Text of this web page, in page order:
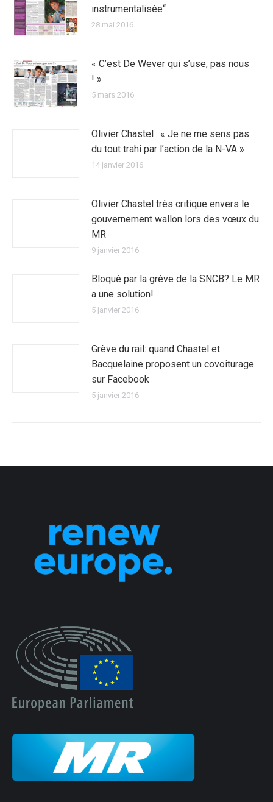
instrumentalisée“
28 mai 2016
« C’est De Wever qui s’use, pas nous
! »
5 mars 2016
Olivier Chastel : « Je ne me sens pas
du tout trahi par l’action de la N-VA »
14 janvier 2016
Olivier Chastel très critique envers le
gouvernement wallon lors des vœux du
MR
9 janvier 2016
Bloqué par la grève de la SNCB? Le MR
a une solution!
5 janvier 2016
Grève du rail: quand Chastel et
Bacquelaine proposent un covoiturage
sur Facebook
5 janvier 2016